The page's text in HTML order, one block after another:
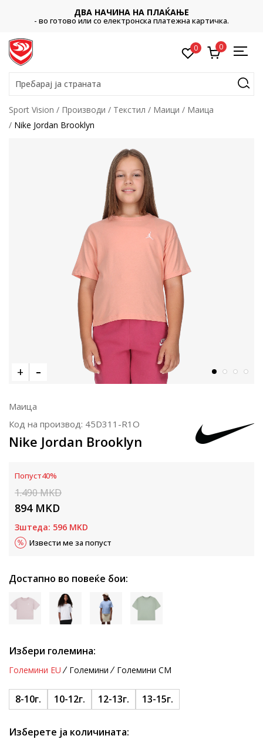
ДВА НАЧИНА НА ПЛАЌАЊЕ
- во готово или со електронска платежна картичка.
0 0
Пребарај ја страната
Sport Vision Производи Текстил Маици
Маица
Nike Jordan Brooklyn
Маица
Код на производ: 45D311-R1O
Nike Jordan Brooklyn
Попуст40%
1.490MKD
894 MKD
Зштеда: 596 MKD
Извести ме за попуст
Достапно во повеќе бои:
Избери големина:
Големини EU Големини Големини CM
8-10г. 10-12г. 12-13г. 13-15г.
Изберете ја количината: